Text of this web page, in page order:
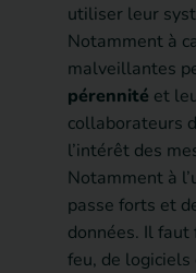
utiliser leur
Notamment à
malveillantes
pérennité et
collaborateurs
l’intérêt des
Notamment à
passe forts et
données. Il
feu, de